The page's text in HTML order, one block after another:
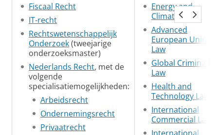
Fiscaal Recht
IT-recht
Rechtswetenschappelijk
Onderzoek(tweejarige
onderzoeksmaster)
Nederlands Recht, met de
volgende
specialisatiemogelijkheden:
Arbeidsrecht
Ondernemingsrecht
Privaatrecht
Energy and
Climate Law
Advanced
European Union
Law
Global Criminal
Law
Health and
Technology Law
International
Commercial Law
International